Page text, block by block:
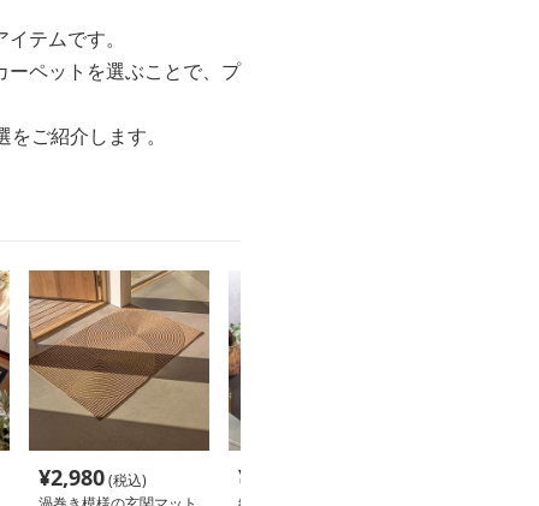
テムです。
ペットを選ぶことで、プ
ご紹介します。
¥2,980(税込)
¥